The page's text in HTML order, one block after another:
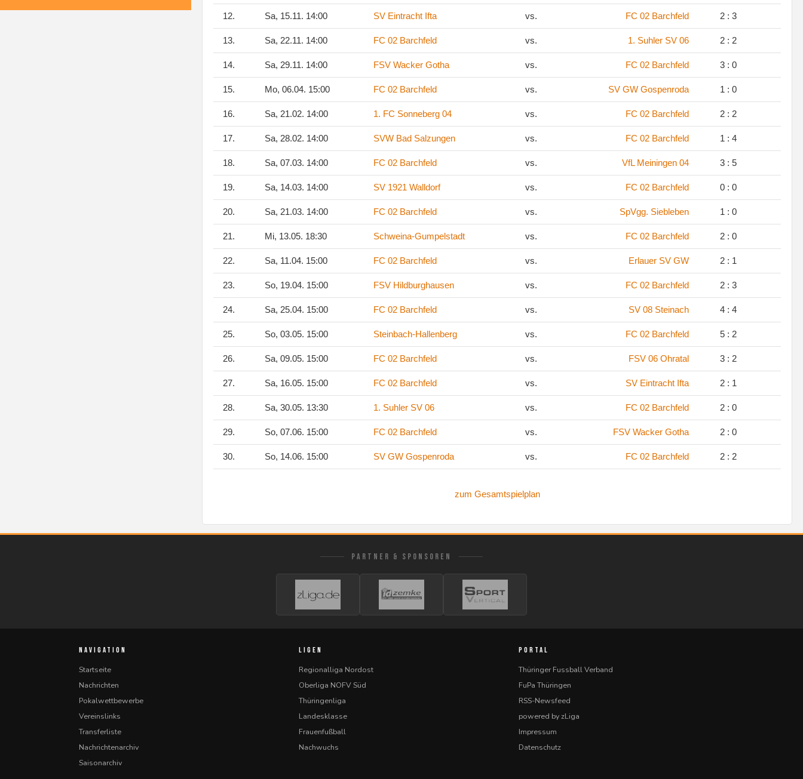
12. Sa, 15.11. 14:00 SV Eintracht Ifta vs. FC 02 Barchfeld 2 : 3
13. Sa, 22.11. 14:00 FC 02 Barchfeld vs. 1. Suhler SV 06 2 : 2
14. Sa, 29.11. 14:00 FSV Wacker Gotha vs. FC 02 Barchfeld 3 : 0
15. Mo, 06.04. 15:00 FC 02 Barchfeld vs. SV GW Gospenroda 1 : 0
16. Sa, 21.02. 14:00 1. FC Sonneberg 04 vs. FC 02 Barchfeld 2 : 2
17. Sa, 28.02. 14:00 SVW Bad Salzungen vs. FC 02 Barchfeld 1 : 4
18. Sa, 07.03. 14:00 FC 02 Barchfeld vs. VfL Meiningen 04 3 : 5
19. Sa, 14.03. 14:00 SV 1921 Walldorf vs. FC 02 Barchfeld 0 : 0
20. Sa, 21.03. 14:00 FC 02 Barchfeld vs. SpVgg. Siebleben 1 : 0
21. Mi, 13.05. 18:30 Schweina-Gumpelstadt vs. FC 02 Barchfeld 2 : 0
22. Sa, 11.04. 15:00 FC 02 Barchfeld vs. Erlauer SV GW 2 : 1
23. So, 19.04. 15:00 FSV Hildburghausen vs. FC 02 Barchfeld 2 : 3
24. Sa, 25.04. 15:00 FC 02 Barchfeld vs. SV 08 Steinach 4 : 4
25. So, 03.05. 15:00 Steinbach-Hallenberg vs. FC 02 Barchfeld 5 : 2
26. Sa, 09.05. 15:00 FC 02 Barchfeld vs. FSV 06 Ohratal 3 : 2
27. Sa, 16.05. 15:00 FC 02 Barchfeld vs. SV Eintracht Ifta 2 : 1
28. Sa, 30.05. 13:30 1. Suhler SV 06 vs. FC 02 Barchfeld 2 : 0
29. So, 07.06. 15:00 FC 02 Barchfeld vs. FSV Wacker Gotha 2 : 0
30. So, 14.06. 15:00 SV GW Gospenroda vs. FC 02 Barchfeld 2 : 2
zum Gesamtspielplan
PARTNER & SPONSOREN
NAVIGATION
Startseite
Nachrichten
Pokalwettbewerbe
Vereinslinks
Transferliste
Nachrichtenarchiv
Saisonarchiv
LIGEN
Regionalliga Nordost
Oberliga NOFV Süd
Thüringenliga
Landesklasse
Frauenfußball
Nachwuchs
PORTAL
Thüringer Fussball Verband
FuPa Thüringen
RSS-Newsfeed
powered by zLiga
Impressum
Datenschutz